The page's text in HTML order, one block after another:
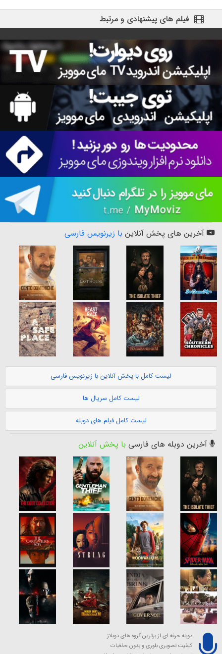
فیلم های پیشنهادی و مرتبط
آخرین های پخش آنلاین با زیرنویس فارسی
لیست کامل با پخش آنلاین با زیرنویس فارسی
لیست کامل سریال ها
لیست کامل فیلم های دوبله
آخرین دوبله های فارسی با پخش آنلاین
دوبله حرفه ای از برترین گروه های دوبلاژ
کیفیت تصویری بلوری و بدون حذفیات